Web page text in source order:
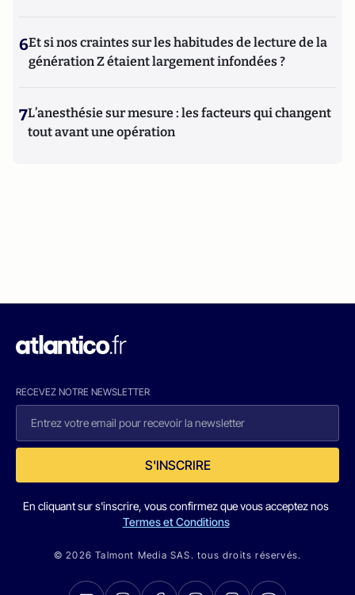
6Et si nos craintes sur les habitudes de lecture de la
génération Z étaient largement infondées ?
7L’anesthésie sur mesure : les facteurs qui changent
tout avant une opération
RECEVEZ NOTRE NEWSLETTER
S'INSCRIRE
En cliquant sur s'inscrire, vous confirmez que vous acceptez nos
Termes et Conditions
© 2026 Talmont Media SAS. tous droits réservés.